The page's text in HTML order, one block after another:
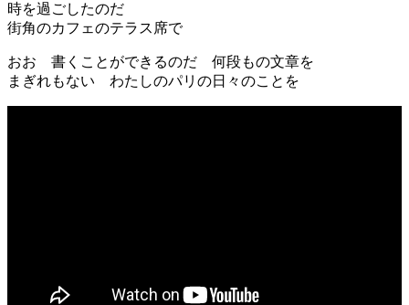
時を過ごしたのだ
街角のカフェのテラス席で
おお 書くことができるのだ 何段もの文章を
まぎれもない わたしのパリの日々のことを